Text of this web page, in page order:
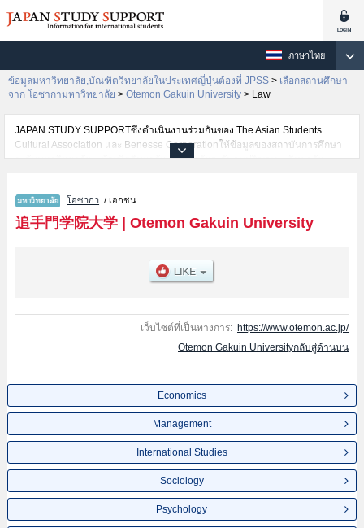
ภาษาไทย
ข้อมูลมหาวิทยาลัย,บัณฑิตวิทยาลัยในประเทศญี่ปุ่นต้องที่ JPSS > เลือกสถานศึกษา
จาก โอซากามหาวิทยาลัย > Otemon Gakuin University > Law
JAPAN STUDY SUPPORTซึ่งดำเนินงานร่วมกันของ The Asian Students
Cultural Association และ Benesse Corporationให้ข้อมูลของสถาบันการศึกษา
ระดับมหาวิทยาลัย・บัณฑิตวิทยาลัย・วิทยาลัยระดับอนุปริญญา・วิทยาลัย
นักศึกษาต่างชาติเช่นข้อมูลของแต่ละคณะ,ข้อมูลการสอบคัดเลือกเข้าศึกษาเช่น
จำนวนคนที่รับสมัครหรือจำนวนคนที่ผ่านการสอบคัดเลือกเป็นต้น,แนะนำสถาน
ที่,การเดินทางเป็นต้นไว้ด้วยดังนั้นขอเชิญใช้บริการค้นหาข้อมูลตามอัธยาศัย
โอซากา / เอกชน
追手門学院大学| Otemon Gakuin University
เว็บไซต์ที่เป็นทางการ: https://www.otemon.ac.jp/
Otemon Gakuin Universityกลับสู่ด้านบน
Economics
Management
International Studies
Sociology
Psychology